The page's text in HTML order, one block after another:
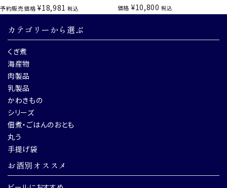
予約販売価格 ¥18,981 税込 価格 ¥10,800 税込
カテゴリーから選ぶ
くぎ煮
海産物
肉製品
乳製品
かわきもの
シリーズ
佃煮・ごはんのおとも
丸う
手提げ袋
お酒別オススメ